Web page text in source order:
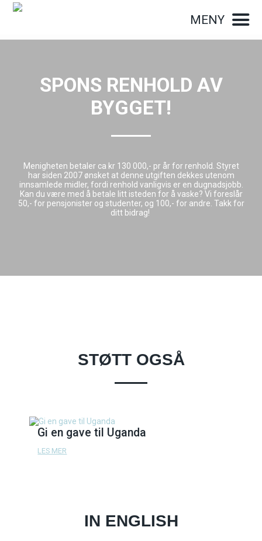
MENY
SPONS RENHOLD AV
BYGGET!
Menigheten betaler ca kr 130 000,- pr år for renhold. Styret
har siden 2007 ønsket at denne utgiften dekkes utenom
innsamlede midler, fordi renhold vanligvis er en dugnadsjobb.
Kan du være med å betale litt isteden for å vaske? Vi foreslår
50,- for pensjonister og studenter, og 100,- for andre. Takk for
ditt bidrag!
STØTT OGSÅ
Gi en gave til Uganda
LES MER
IN ENGLISH